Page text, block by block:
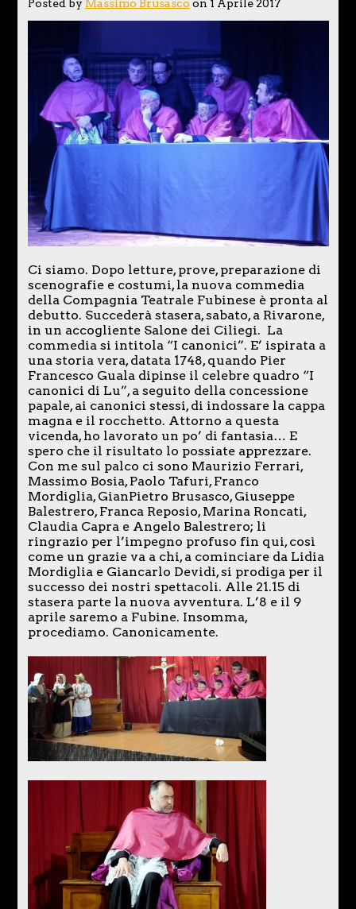
Posted by Massimo Brusasco on 1 Aprile 2017
Ci siamo. Dopo letture, prove, preparazione di
scenografie e costumi, la nuova commedia
della Compagnia Teatrale Fubinese è pronta al
debutto. Succederà stasera, sabato, a Rivarone,
in un accogliente Salone dei Ciliegi. La
commedia si intitola “I canonici”. E’ ispirata a
una storia vera, datata 1748, quando Pier
Francesco Guala dipinse il celebre quadro “I
canonici di Lu”, a seguito della concessione
papale, ai canonici stessi, di indossare la cappa
magna e il rocchetto. Attorno a questa
vicenda, ho lavorato un po’ di fantasia… E
spero che il risultato lo possiate apprezzare.
Con me sul palco ci sono Maurizio Ferrari,
Massimo Bosia, Paolo Tafuri, Franco
Mordiglia, GianPietro Brusasco, Giuseppe
Balestrero, Franca Reposio, Marina Roncati,
Claudia Capra e Angelo Balestrero; li
ringrazio per l’impegno profuso fin qui, così
come un grazie va a chi, a cominciare da Lidia
Mordiglia e Giancarlo Devidi, si prodiga per il
successo dei nostri spettacoli. Alle 21.15 di
stasera parte la nuova avventura. L’8 e il 9
aprile saremo a Fubine. Insomma,
procediamo. Canonicamente.